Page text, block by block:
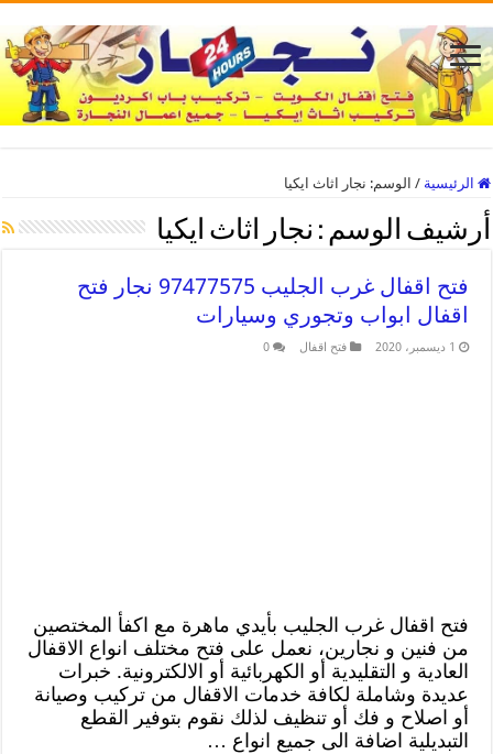
الرئيسية / الوسم: نجار اثاث ايكيا
أرشيف الوسم : نجار اثاث ايكيا
فتح اقفال غرب الجليب 97477575 نجار فتح
اقفال ابواب وتجوري وسيارات
1 ديسمبر، 2020 فتح اقفال 0
فتح اقفال غرب الجليب بأيدي ماهرة مع اكفأ المختصين
من فنين و نجارين، نعمل على فتح مختلف انواع الاقفال
العادية و التقليدية أو الكهربائية أو الالكترونية. خبرات
عديدة وشاملة لكافة خدمات الاقفال من تركيب وصيانة
أو اصلاح و فك أو تنظيف لذلك نقوم بتوفير القطع
التبديلية اضافة الى جميع انواع …